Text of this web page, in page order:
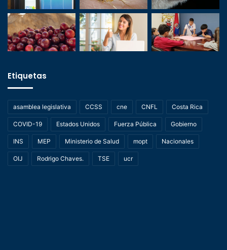
Etiquetas
asamblea legislativa CCSS cne CNFL Costa Rica
COVID-19 Estados Unidos Fuerza Pública Gobierno
INS MEP Ministerio de Salud mopt Nacionales
OIJ Rodrigo Chaves. TSE ucr